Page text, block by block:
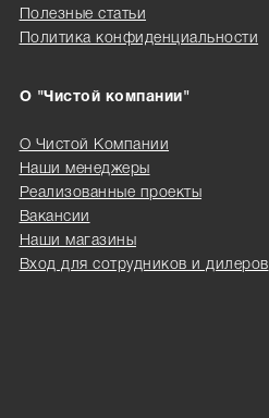
Полезные статьи
Политика конфиденциальности
О "Чистой компании"
О Чистой Компании
Наши менеджеры
Реализованные проекты
Вакансии
Наши магазины
Вход для сотрудников и дилеров